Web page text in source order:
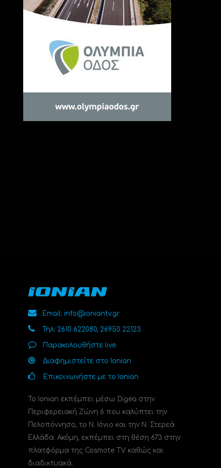
Email: info@ioniantv.gr
Τηλ: 2610 622080, 26950 22123
Παρακολουθήστε live
Διαφημιστείτε στο Ionian
Επικοινωνήστε με το Ionian
Το Ionian εκπέμπει μέσω Digea στην
Περιφερειακή Ζώνη 6 που καλύπτει την
Πελοπόννησο, το N. Ιόνιο και την Ν. Στερεά
Ελλάδα. Ακόμη, εκπέμπει στη θέση 673 στην
πλατφόρμα της Cosmote TV καθώς και
διαδικτυακά.